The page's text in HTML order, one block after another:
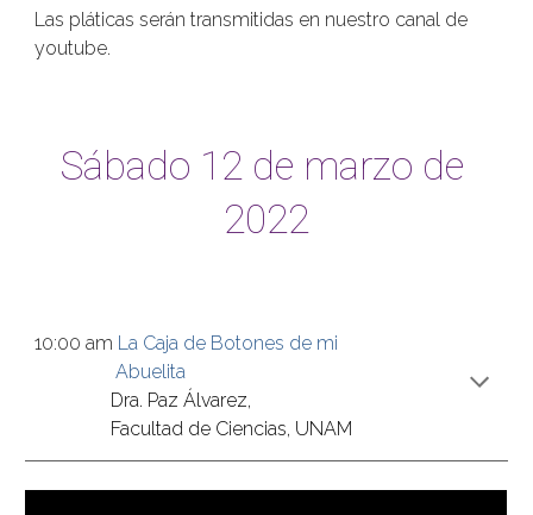
Las pláticas serán transmitidas en nuestro canal de
youtube.
Sábado 12 de marzo de
2022
10:00 am La Caja de Botones de mi
Abuelita
Dra. Paz Álvarez,
Facultad de Ciencias, UNAM